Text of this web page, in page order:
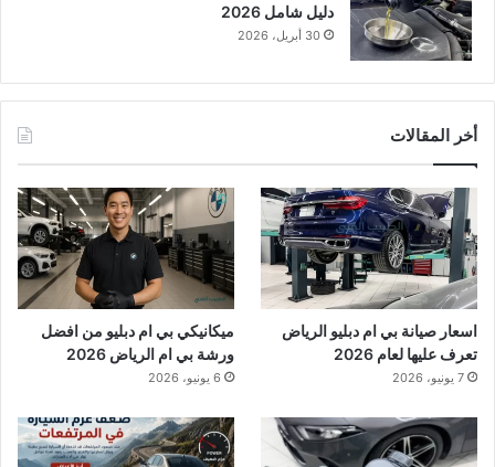
دليل شامل 2026
30 أبريل، 2026
أخر المقالات
اسعار صيانة بي ام دبليو الرياض
تعرف عليها لعام 2026
7 يونيو، 2026
ميكانيكي بي ام دبليو من افضل
ورشة بي ام الرياض 2026
6 يونيو، 2026